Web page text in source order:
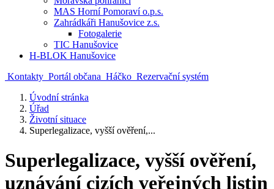
MAS Horní Pomoraví o.p.s.
Zahrádkáři Hanušovice z.s.
Fotogalerie
TIC Hanušovice
H-BLOK Hanušovice
Kontakty Portál občana Háčko Rezervační systém
Úvodní stránka
Úřad
Životní situace
Superlegalizace, vyšší ověření,...
Superlegalizace, vyšší ověření,
uznávání cizích veřejných listin